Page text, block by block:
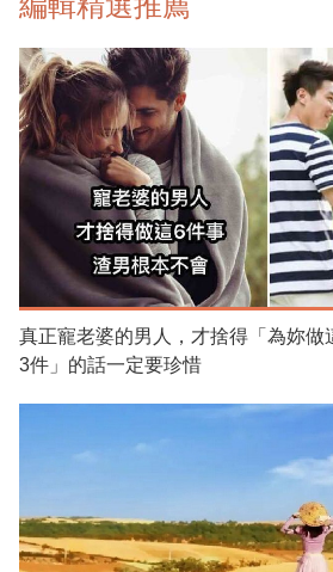
真正寵老婆的男人，才捨得「為妳
3件」的話一定要珍惜